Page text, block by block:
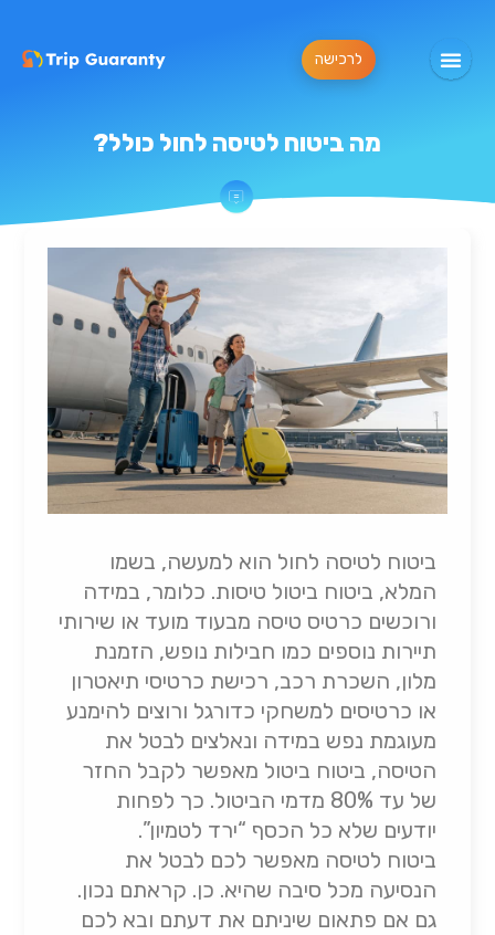
לרכישה
מה ביטוח לטיסה לחול כולל?
ביטוח לטיסה לחול הוא למעשה, בשמו
המלא, ביטוח ביטול טיסות. כלומר, במידה
ורוכשים כרטיס טיסה מבעוד מועד או שירותי
תיירות נוספים כמו חבילות נופש, הזמנת
מלון, השכרת רכב, רכישת כרטיסי תיאטרון
או כרטיסים למשחקי כדורגל ורוצים להימנע
מעוגמת נפש במידה ונאלצים לבטל את
הטיסה, ביטוח ביטול מאפשר לקבל החזר
של עד 80% מדמי הביטול. כך לפחות
יודעים שלא כל הכסף “ירד לטמיון”.
ביטוח לטיסה מאפשר לכם לבטל את
הנסיעה מכל סיבה שהיא. כן. קראתם נכון.
גם אם פתאום שיניתם את דעתם ובא לכם